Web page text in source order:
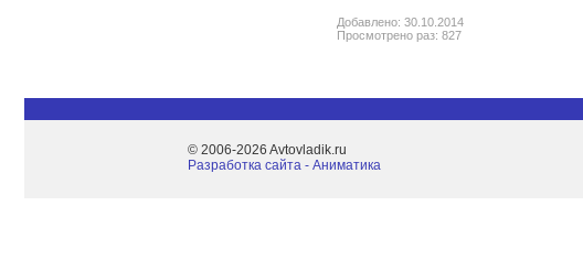
Добавлено: 30.10.2014
Просмотрено раз: 827
© 2006-2026 Avtovladik.ru
Разработка сайта - Aниматика